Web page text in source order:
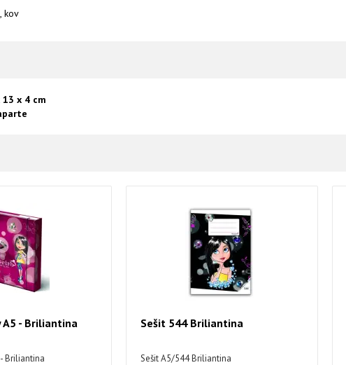
kov
13 x 4 cm
A5 - Briliantina
Briliantina
Sešit 544 Briliantina
Sešit A5/544 Briliantina